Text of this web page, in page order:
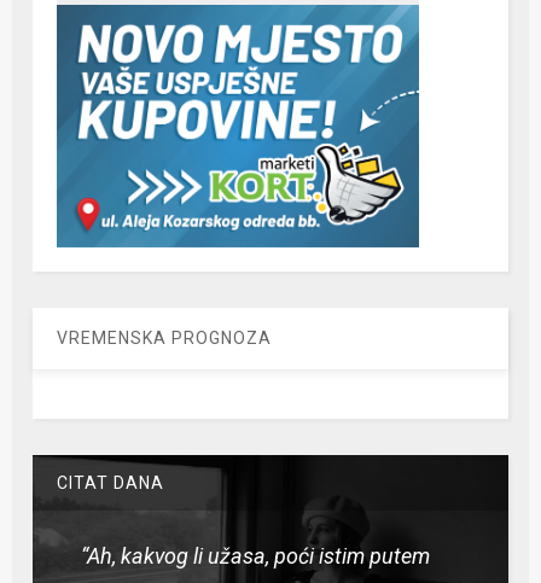
VREMENSKA PROGNOZA
CITAT DANA
“Ah, kakvog li užasa, poći istim putem